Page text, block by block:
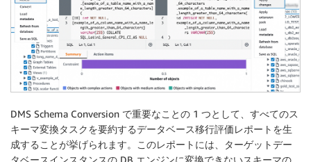
DMS Schema Conversion で重要なことの 1 つとして、すべてのス
キーマ変換タスクを要約するデータベース移行評価レポートを生
成することが挙げられます。このレポートには、ターゲットデー